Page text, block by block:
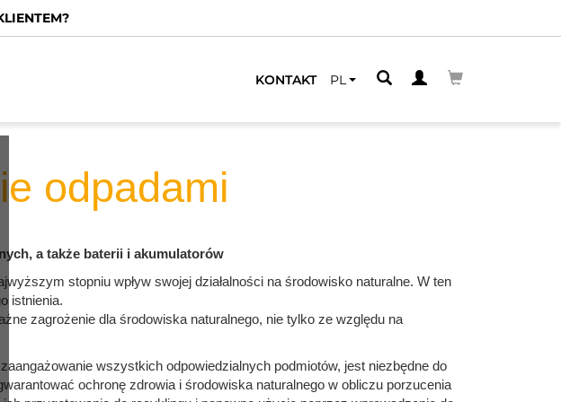
KONTAKT PL
odpadami
a także baterii i akumulatorów
stopniu wpływ swojej działalności na środowisko naturalne. W ten
istnienia.
zagrożenie dla środowiska naturalnego, nie tylko ze względu na
wszystkich odpowiedzialnych podmiotów, jest niezbędne do
ochronę zdrowia i środowiska naturalnego w obliczu porzucenia